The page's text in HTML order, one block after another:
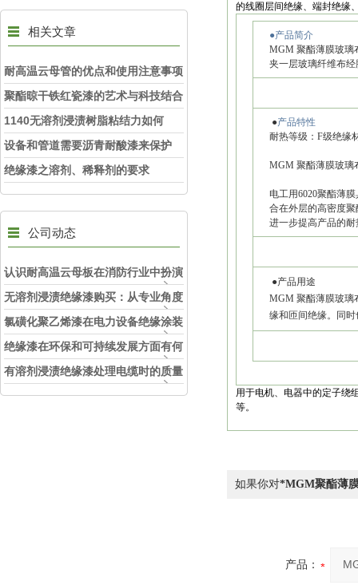
相关文章
耐高温云母管的优点和使用注意事项
聚酯晾干铁红瓷漆的艺术与科技结合
1140无溶剂浸渍树脂粘结力如何
设备和管道需要沥青耐酸漆来保护
绝缘漆之溶剂、稀释剂的要求
公司动态
认识耐高温云母板在消防行业中扮演
的角色
无溶剂浸渍绝缘漆购买：从专业角度
看如何选择
氯磺化聚乙烯漆在电力设备绝缘涂装
中的实际应用效果
绝缘漆在环保和可持续发展方面有何
考虑？
有溶剂浸渍绝缘漆处理电缆时的质量
和安全性考虑因素
的线圈层间绝缘、端封绝缘
●产品简介
MGM 聚酯薄膜玻璃
夹一层玻璃纤维布
●产品特性
耐热等级：F级绝缘
MGM 聚酯薄膜玻璃
电工用6020聚酯薄
合在外层的高密度
进一步提高产品的
●产品用途
MGM 聚酯薄膜玻璃
缘和匝间绝缘。同
用于电机、电器中的定子绕
等。
如果你对*MGM聚酯薄
产品：